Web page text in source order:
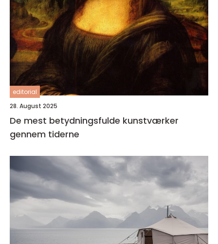
editorial
28. August 2025
De mest betydningsfulde kunstværker
gennem tiderne